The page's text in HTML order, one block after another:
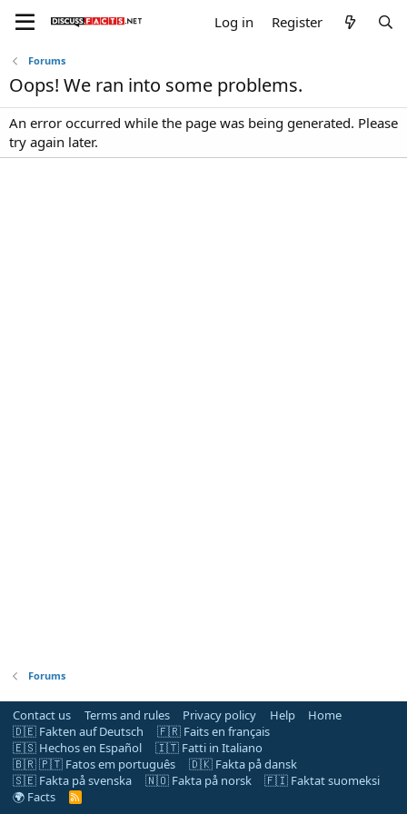
Log in Register
Forums
Oops! We ran into some problems.
An error occurred while the page was being generated. Please
try again later.
Forums
Contact us Terms and rules Privacy policy Help
Home
🇩🇪 Fakten auf Deutsch
🇫🇷 Faits en français
🇪🇸 Hechos en Español
🇮🇹 Fatti in Italiano
🇧🇷 🇵🇹 Fatos em português
🇩🇰 Fakta på dansk
🇸🇪 Fakta på svenska
🇳🇴 Fakta på norsk
🇫🇮 Faktat suomeksi
🌍 Facts
R